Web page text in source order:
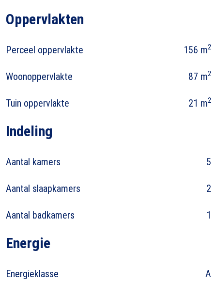
Oppervlakten
Perceel oppervlakte 156 m2
Woonoppervlakte 87 m2
Tuin oppervlakte 21 m2
Indeling
Aantal kamers 5
Aantal slaapkamers 2
Aantal badkamers 1
Energie
Energieklasse A